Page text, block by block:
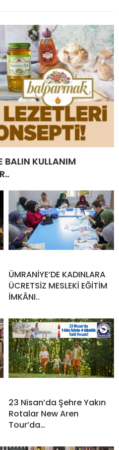
BALIN KULLANIM
ÜMRANİYE’DE KADINLARA
ÜCRETSİZ MESLEKİ EĞİTİM
İMKÂNI..
23 Nisan’da Şehre Yakın
Rotalar New Aren
Tour’da…